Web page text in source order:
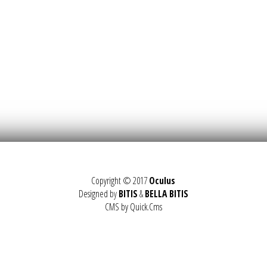
Copyright © 2017Oculus
Designed byBITIS&BELLA BITIS
CMS by Quick.Cms